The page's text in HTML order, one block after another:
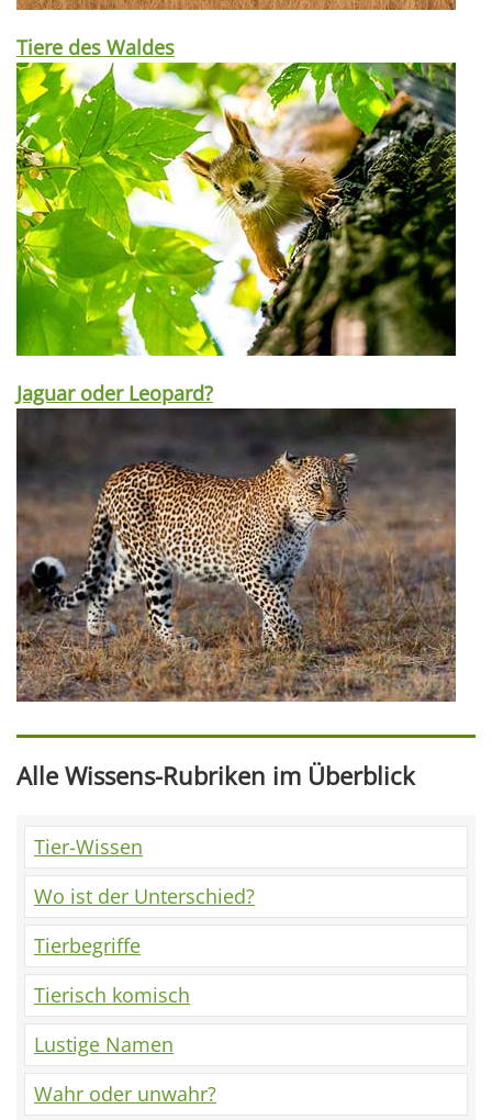
Tiere des Waldes
Jaguar oder Leopard?
Alle Wissens-Rubriken im Überblick
Tier-Wissen
Wo ist der Unterschied?
Tierbegriffe
Tierisch komisch
Lustige Namen
Wahr oder unwahr?